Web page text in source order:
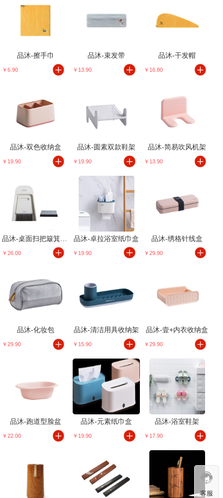
品沐-擦手巾
￥6.90
品沐-束发带
￥13.90
品沐-干发帽
￥16.80
品沐-双色收纳盒
￥19.90
品沐-圆素双款鞋架
￥19.90
品沐-简易吹风机架
￥13.90
￥26.00
品沐-卓拉浴室纸巾盒
￥19.90
品沐-绣格针线盒
￥29.90
品沐-化妆包
￥29.90
品沐-清洁用具收纳架
￥15.90
品沐-壹+内衣收纳盒
￥29.90
品沐-跑道型脸盆
￥22.00
品沐-元素纸巾盒
￥19.90
品沐-浴室鞋架
￥17.90
客服